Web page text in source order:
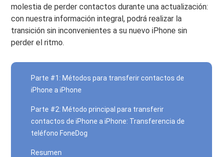
molestia de perder contactos durante una actualización:
con nuestra información integral, podrá realizar la
transición sin inconvenientes a su nuevo iPhone sin
perder el ritmo.
Parte #1: Métodos para transferir contactos de
iPhone a iPhone
Parte #2: Método principal para transferir
contactos de iPhone a iPhone: Transferencia de
teléfono FoneDog
Resumen